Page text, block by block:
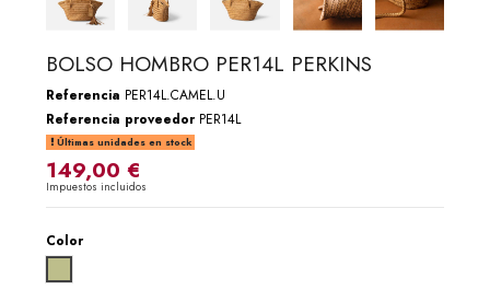
BOLSO HOMBRO PER14L PERKINS
Referencia PER14L.CAMEL.U
Referencia proveedor PER14L
Últimas unidades en stock
149,00 €
Impuestos incluidos
Color